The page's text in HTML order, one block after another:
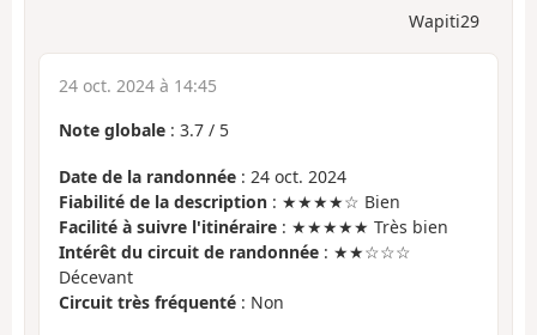
Wapiti29
24 oct. 2024 à 14:45
Note globale : 3.7 / 5
Date de la randonnée : 24 oct. 2024
Fiabilité de la description : ★★★★☆ Bien
Facilité à suivre l'itinéraire : ★★★★★ Très bien
Intérêt du circuit de randonnée : ★★☆☆☆
Décevant
Circuit très fréquenté : Non